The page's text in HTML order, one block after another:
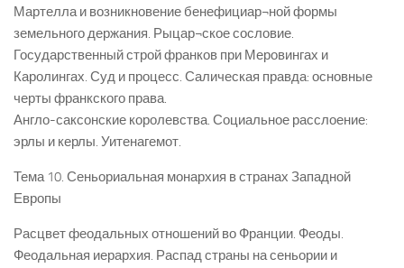
Мартелла и возникновение бенефициар¬ной формы
земельного держания. Рыцар¬ское сословие.
Государственный строй франков при Меровингах и
Каролингах. Суд и процесс. Салическая правда: основные
черты франкского права.
Англо-саксонские королевства. Социальное расслоение:
эрлы и керлы. Уитенагемот.
Тема 10. Сеньориальная монархия в странах Западной
Европы
Расцвет феодальных отношений во Франции. Феоды.
Феодальная иерархия. Распад страны на сеньории и